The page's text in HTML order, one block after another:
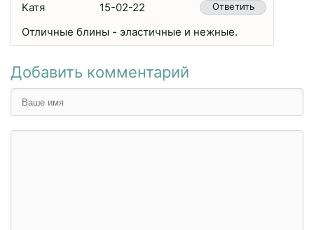
Катя 15-02-22 Ответить
Отличные блины - эластичные и нежные.
Добавить комментарий